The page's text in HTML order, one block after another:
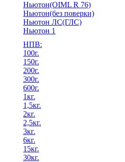
Ньютон(OIML R 76)
Ньютон(без поверки)
Ньютон ЛС(ГЛС)
Ньютон 1
НПВ:
100г.
150г.
200г.
300г.
600г.
1кг.
1,5кг.
2кг.
2,5кг.
3кг.
6кг.
15кг.
30кг.